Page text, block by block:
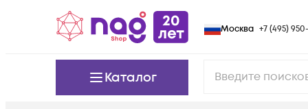
Москва +7 (495) 950-
Каталог